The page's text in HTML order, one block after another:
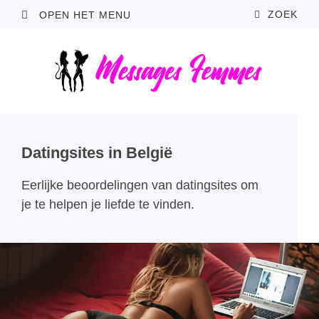
OPEN HET MENU ZOEK
Datingsites in België
Eerlijke beoordelingen van datingsites om
je te helpen je liefde te vinden.